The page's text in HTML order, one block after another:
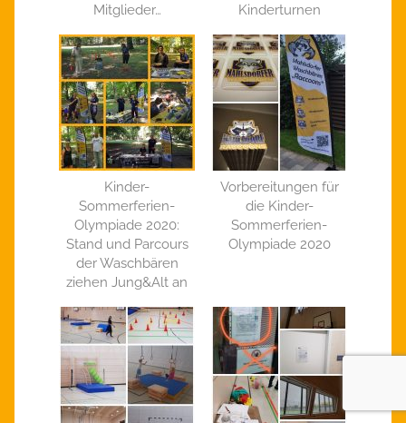
Mitglieder…
Kinderturnen
Kinder-
Sommerferien-
Olympiade 2020:
Stand und Parcours
der Waschbären
ziehen Jung&Alt an
Vorbereitungen für
die Kinder-
Sommerferien-
Olympiade 2020